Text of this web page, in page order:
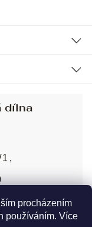
procházením
používáním. Více
dílna